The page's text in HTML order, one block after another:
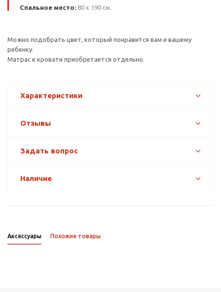
Спальное место: 80 х 190 см.
Можно подобрать цвет, который понравится вам и вашему
ребенку.
Матрас к кровати приобретается отдельно.
Характеристики
Отзывы
Задать вопрос
Наличие
Аксессуары Похожие товары